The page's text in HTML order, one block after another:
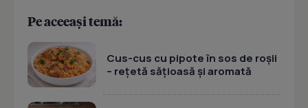
Pe aceeași temă:
Cus-cus cu pipote în sos de roșii
– rețetă sățioasă și aromată